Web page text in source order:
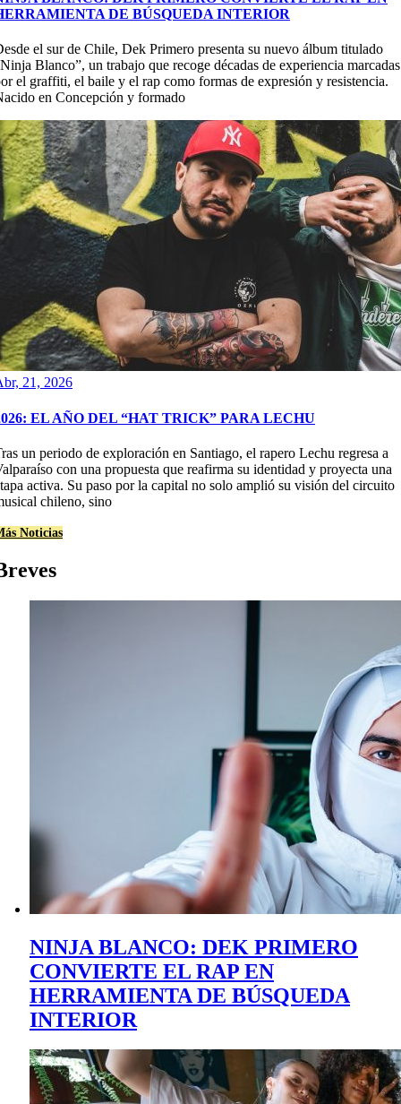
DE BÚSQUEDA INTERIOR
el sur de Chile, Dek Primero presenta su nuevo álbum titulado
Blanco”, un trabajo que recoge décadas de experiencia marcadas
el graffiti, el baile y el rap como formas de expresión y resistencia.
en Concepción y formado
21, 2026
EL AÑO DEL “HAT TRICK” PARA LECHU
un periodo de exploración en Santiago, el rapero Lechu regresa a
con una propuesta que reafirma su identidad y proyecta una
activa. Su paso por la capital no solo amplió su visión del circuito
chileno, sino
Noticias
NINJA BLANCO: DEK PRIMERO
CONVIERTE EL RAP EN
HERRAMIENTA DE BÚSQUEDA
INTERIOR